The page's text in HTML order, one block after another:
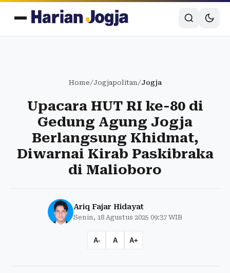
Home/Jogjapolitan/Jogja
Upacara HUT RI ke-80 di
Gedung Agung Jogja
Berlangsung Khidmat,
Diwarnai Kirab Paskibraka
di Malioboro
Ariq Fajar Hidayat
Senin, 18 Agustus 2025 09:37 WIB
A- A A+